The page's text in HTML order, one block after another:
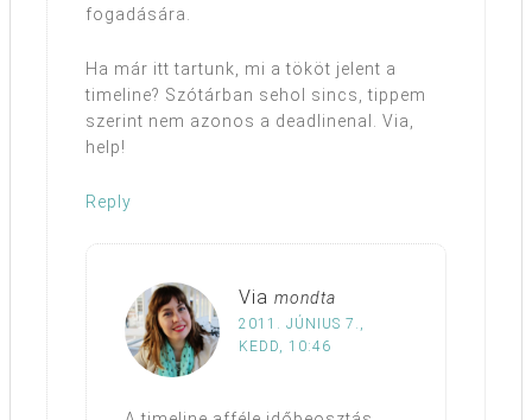
fogadására.
Ha már itt tartunk, mi a tököt jelent a
timeline? Szótárban sehol sincs, tippem
szerint nem azonos a deadlinenal. Via,
help!
Reply
Via mondta
2011. JÚNIUS 7.,
KEDD, 10:46